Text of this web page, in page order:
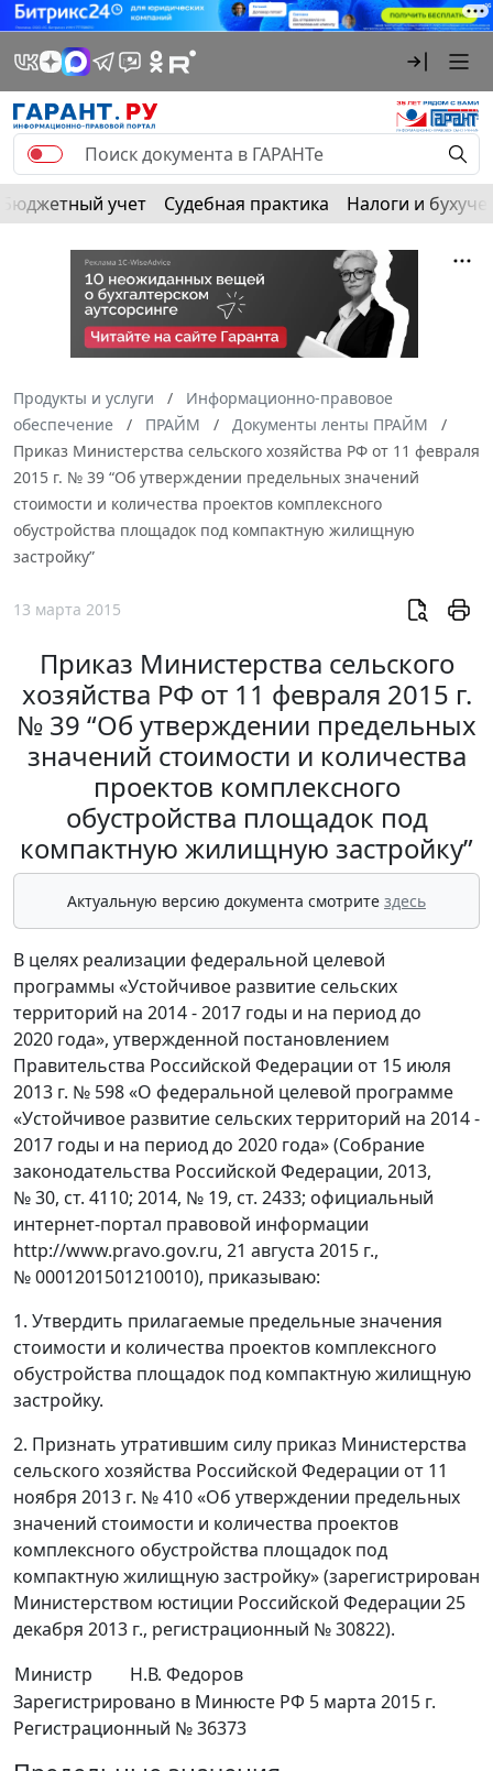
Бюджетный учет Судебная практика Налоги и
Продукты и услуги
Информационно-правовое
обеспечение
ПРАЙМ
Документы ленты ПРАЙМ
Приказ Министерства сельского хозяйства РФ от 11 февраля
2015 г. № 39 “Об утверждении предельных значений
стоимости и количества проектов комплексного
обустройства площадок под компактную жилищную
застройку”
13 марта 2015
Приказ Министерства сельского
хозяйства РФ от 11 февраля 2015 г.
№ 39 “Об утверждении предельных
значений стоимости и количества
проектов комплексного
обустройства площадок под
компактную жилищную застройку”
Актуальную версию документа смотрите здесь
В целях реализации федеральной целевой
программы «Устойчивое развитие сельских
территорий на 2014 - 2017 годы и на период до
2020 года», утвержденной постановлением
Правительства Российской Федерации от 15 июля
2013 г. № 598 «О федеральной целевой программе
«Устойчивое развитие сельских территорий на 2014 -
2017 годы и на период до 2020 года» (Собрание
законодательства Российской Федерации, 2013,
№ 30, ст. 4110; 2014, № 19, ст. 2433; официальный
интернет-портал правовой информации
http://www.pravo.gov.ru, 21 августа 2015 г.,
№ 0001201501210010), приказываю:
1. Утвердить прилагаемые предельные значения
стоимости и количества проектов комплексного
обустройства площадок под компактную жилищную
застройку.
2. Признать утратившим силу приказ Министерства
сельского хозяйства Российской Федерации от 11
ноября 2013 г. № 410 «Об утверждении предельных
значений стоимости и количества проектов
комплексного обустройства площадок под
компактную жилищную застройку» (зарегистрирован
Министерством юстиции Российской Федерации 25
декабря 2013 г., регистрационный № 30822).
Министр
Н.В. Федоров
Зарегистрировано в Минюсте РФ 5 марта 2015 г.
Регистрационный № 36373